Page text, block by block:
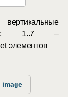
1..7 –
элементов
image